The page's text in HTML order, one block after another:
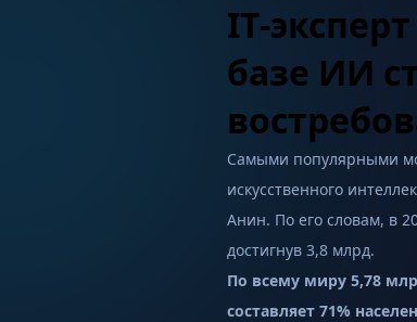
IT-
базе ИИ
Самыми популярными
искусственного
Анин. По его словам, в
достигнув 3,8 млрд.
По всему миру 5,78
составляет 71%